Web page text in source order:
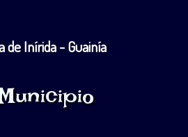
de Inírida - Guainía